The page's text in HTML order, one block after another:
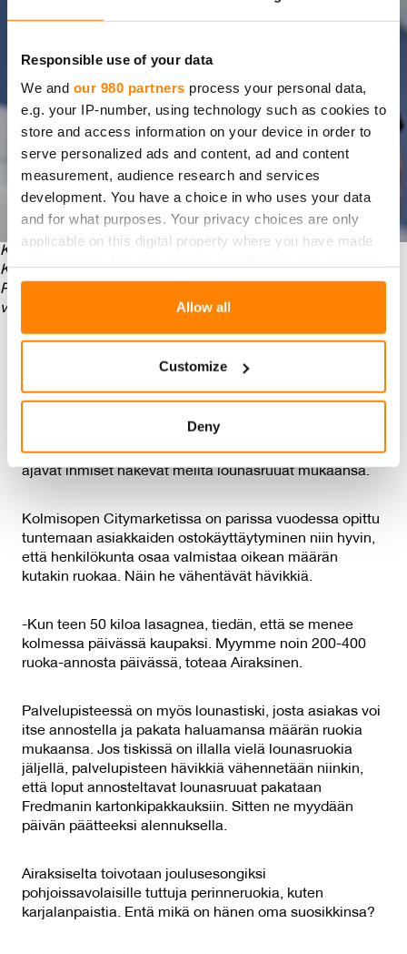
Responsible use of your data
We and our 980 partners process your personal data,
e.g. your IP-number, using technology such as cookies to
store and access information on your device in order to
serve personalized ads and content, ad and content
measurement, audience research and services
development. You have a choice in who uses your data
and for what purposes. Your privacy choices are only
applicable on this digital property where you have made
any time from the Cookie Declaration or by clicking on
and set your preferences in thedetails section
provide social media features and to analyse our traffic.
our social media, advertising and analytics partners who
provided to them or that they’ve collected from your use
of their services.
Allow all
Customize
Deny
Kuva:
Perunoista, kermasta ja voista itse tehty muusi on yksi
Kolmisopen Citymarketin palvelutiskin suosikkiruuista.
Palvelupäällikkö Marko Airaksinen pakkaa perunamuusia
vuokaan
mielellään lämmitettäviä, valmiiksi pakattuja annoksia.
Ne on pakattu palvelupisteessä Fredmanin kotimaisiin
lämmittää tai pakastaa.
-Koska olemme moottoritien varrella, myös töihinsä
ajavat ihmiset hakevat meiltä lounasruuat mukaansa.
Kolmisopen Citymarketissa on parissa vuodessa opittu
tuntemaan asiakkaiden ostokäyttäytyminen niin hyvin,
että henkilökunta osaa valmistaa oikean määrän
kutakin ruokaa. Näin he vähentävät hävikkiä.
-Kun teen 50 kiloa lasagnea, tiedän, että se menee
kolmessa päivässä kaupaksi. Myymme noin 200-400
ruoka-annosta päivässä, toteaa Airaksinen.
Palvelupisteessä on myös lounastiski, josta asiakas voi
itse annostella ja pakata haluamansa määrän ruokia
mukaansa. Jos tiskissä on illalla vielä lounasruokia
jäljellä, palvelupisteen hävikkiä vähennetään niinkin,
että loput annosteltavat lounasruuat pakataan
Fredmanin kartonkipakkauksiin. Sitten ne myydään
päivän päätteeksi alennuksella.
Airaksiselta toivotaan joulusesongiksi
pohjoissavolaisille tuttuja perinneruokia, kuten
karjalanpaistia. Entä mikä on hänen oma suosikkinsa?